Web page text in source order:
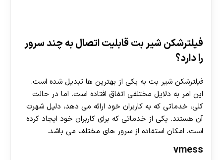
فیلترشکن شیر بت قابلیت اتصال به چند سرور
را دارد؟
فیلترشکن شیر بت به یکی از بهترین ها تبدیل شده است.
این امر به دلایل مختلفی اتفاق افتاده است. اما در حالت
کلی، خدماتی که به کاربران خود ارائه می دهد، دلیل شهرت
آن هستند. یکی از خدماتی که برای کاربران خود ایجاد کرده
است، امکان استفاده از سرور های مختلف می باشد.
vmess